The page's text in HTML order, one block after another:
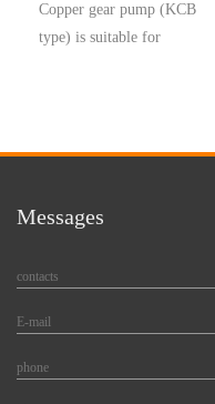
explosion-proof pump
Copper gear pump (KCB
type) is suitable for
Messages